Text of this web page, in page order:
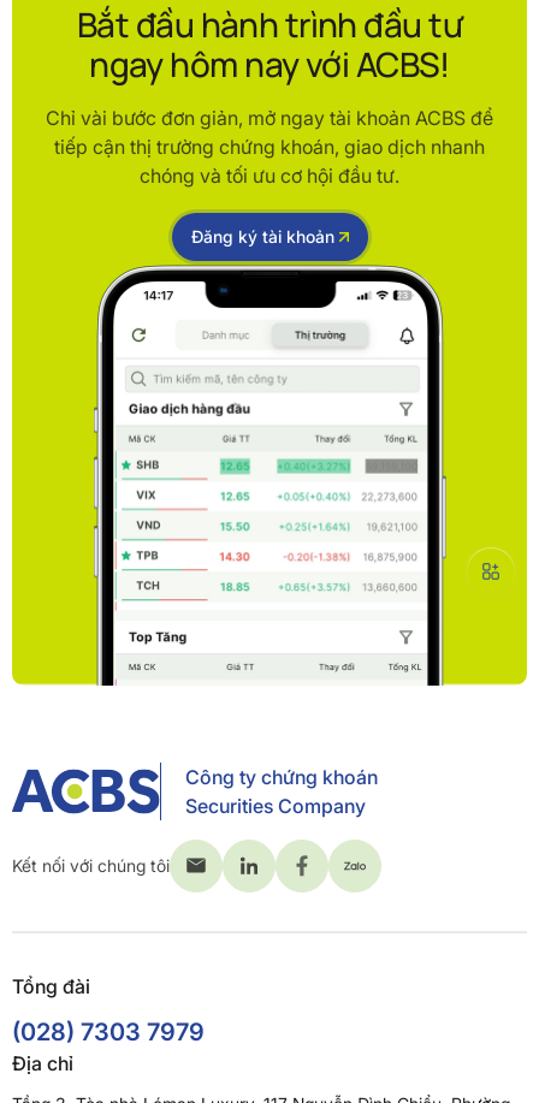
Bắt đầu hành trình đầu tư
ngay hôm nay với ACBS!
Chỉ vài bước đơn giản, mở ngay tài khoản ACBS để
tiếp cận thị trường chứng khoán, giao dịch nhanh
chóng và tối ưu cơ hội đầu tư.
Đăng ký tài khoản
Công ty chứng khoán
Securities Company
Kết nối với chúng tôi
Tổng đài
(028) 7303 7979
Địa chỉ